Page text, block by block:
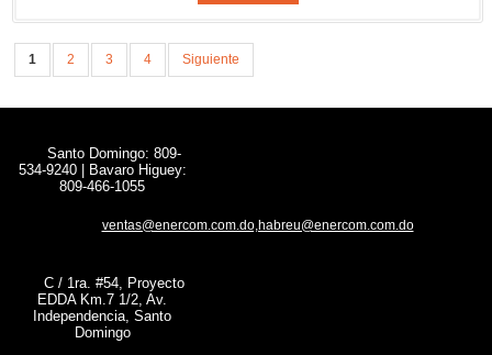
1 2 3 4 Siguiente
Santo Domingo: 809-
534-9240 | Bavaro Higuey:
809-466-1055
ventas@enercom.com.do,habreu@enercom.com.do
C / 1ra. #54, Proyecto
EDDA Km.7 1/2, Av.
Independencia, Santo
Domingo